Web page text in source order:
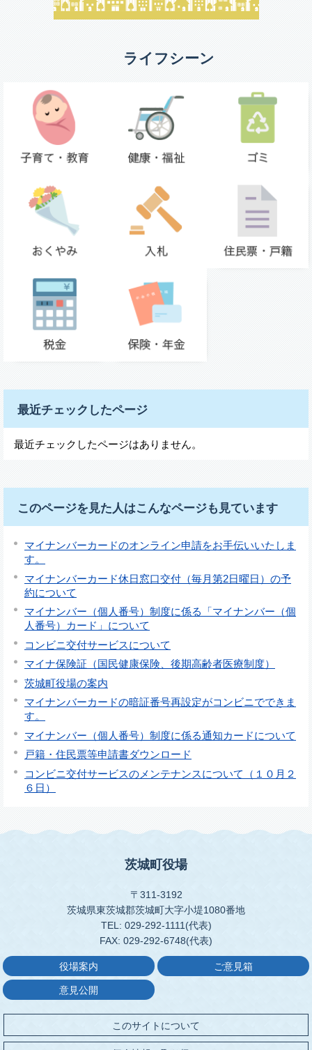
ライフシーン
最近チェックしたページ
最近チェックしたページはありません。
このページを見た人はこんなページも見ています
マイナンバーカードのオンライン申請をお手伝いいたしま
す。
マイナンバーカード休日窓口交付（毎月第2日曜日）の予
約について
マイナンバー（個人番号）制度に係る「マイナンバー（個
人番号）カード」について
コンビニ交付サービスについて
マイナ保険証（国民健康保険、後期高齢者医療制度）
茨城町役場の案内
マイナンバーカードの暗証番号再設定がコンビニでできま
す。
マイナンバー（個人番号）制度に係る通知カードについて
戸籍・住民票等申請書ダウンロード
コンビニ交付サービスのメンテナンスについて（１０月２
６日）
茨城町役場
〒311-3192
茨城県東茨城郡茨城町大字小堤1080番地
TEL: 029-292-1111(代表)
FAX: 029-292-6748(代表)
役場案内 ご意見箱
意見公開
このサイトについて